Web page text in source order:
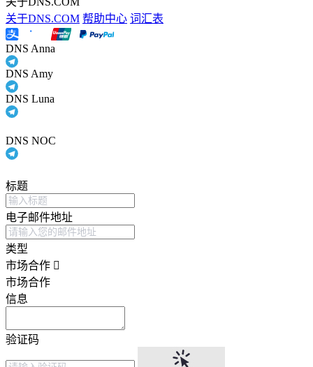
关于DNS.COM 帮助中心 词汇表
DNS Anna
DNS Amy
DNS Luna
DNS NOC
标题
电子邮件地址
类型
市场合作
市场合作
信息
验证码